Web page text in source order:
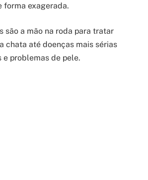
forma exagerada.
são a mão na roda para tratar
chata até doenças mais sérias
e problemas de pele.